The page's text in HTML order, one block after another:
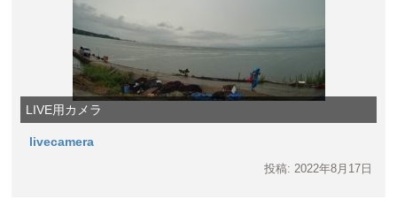
LIVE用カメラ
livecamera
投稿: 2022年8月17日